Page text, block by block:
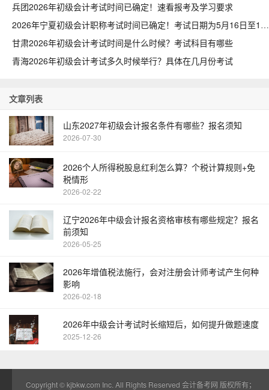
兵团2026年初级会计考试时间已确定！速看报考及学习要求
2026年宁夏初级会计职称考试时间已确定！考试日期为5月16日至18日
甘肃2026年初级会计考试时间是什么时候？考试科目有哪些
青海2026年初级会计考试多久时候举行？具体在几月份考试
文章列表
山东2027年初级会计报名条件有哪些？报名须知
2026-07-30
2026个人所得税股息红利怎么算？个税计算规则+免
税情形
2026-02-22
辽宁2026年中级会计报名资格审核有哪些规定？报名
前须知
2026-05-25
2026年增值税法施行，会对注册会计师考试产生何种
影响
2026-02-18
2026年中级会计考试时长缩短后，如何提升做题速度
2025-12-26
Copyright ©kjbkw.com Inc. All Rights Reserved 会计备考网 版权所有；